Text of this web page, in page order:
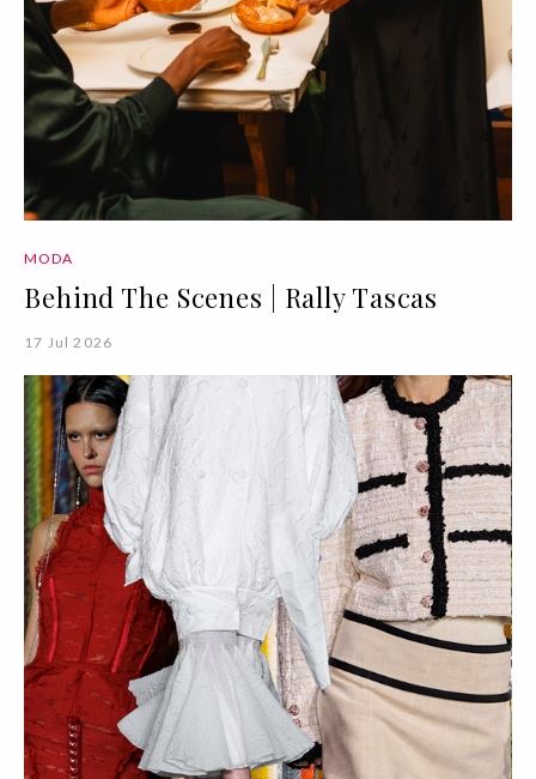
MODA
Behind The Scenes | Rally Tascas
17 Jul 2026